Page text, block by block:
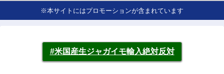
※本サイトにはプロモーションが含まれています
#米国産生ジャガイモ輸入絶対反対